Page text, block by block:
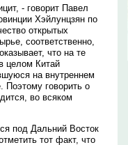
- говорит Павел
Хэйлунцзян по
открытых
соответственно,
что на те
целом Китай
на внутреннем
Поэтому говорить о
во всяком
под Дальний Восток
тот факт, что